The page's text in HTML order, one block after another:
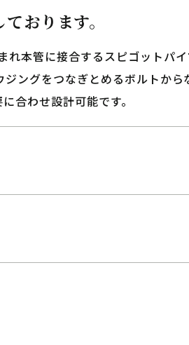
おります。
れ本管に接合するスピゴットパイ
ングをつなぎとめるボルトから
合わせ設計可能です。